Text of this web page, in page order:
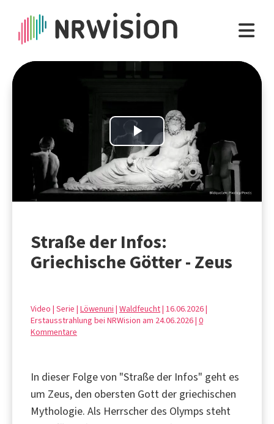
Play
Video
Straße der Infos:
Griechische Götter - Zeus
Video | Serie | Löwenuni | Waldfeucht| 16.06.2026 |
Erstausstrahlung bei NRWision am 24.06.2026 | 0
Kommentare
In dieser Folge von "Straße der Infos" geht es
um Zeus, den obersten Gott der griechischen
Mythologie. Als Herrscher des Olymps steht